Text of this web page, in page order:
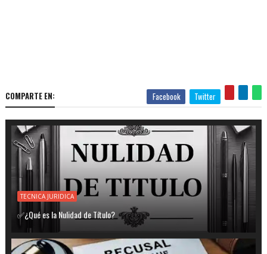
COMPARTE EN: Facebook Twitter
TECNICA JURIDICA
✅¿Qué es la Nulidad de Título?